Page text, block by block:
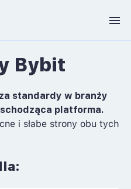
Bybit
standardy w branży
platforma.
i słabe strony obu tych